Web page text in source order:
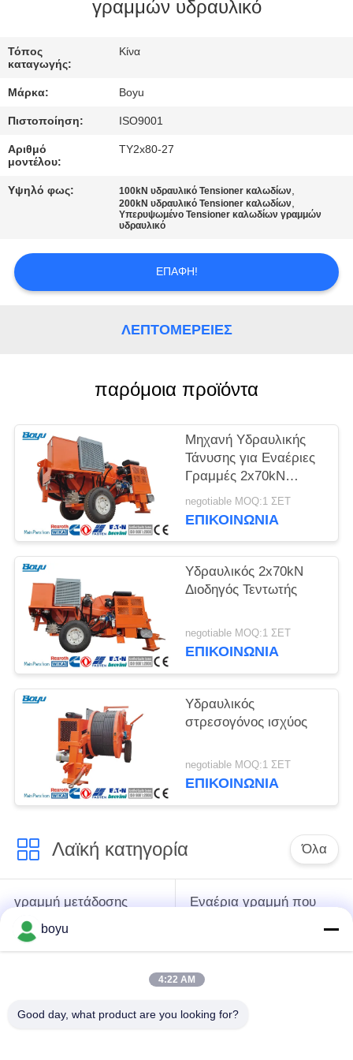
ΈΛΕΓΧΟΣ
ΜΑΣ
ΕΛΆΤΕ
ΕΠΑΦΉ
ΜΕ
ΖΗΤΉΣΤΕ
ΈΝΑ
POLICY
γραμμών υδραυλικό
Τόπος
καταγωγής:
Κίνα
Μάρκα: Boyu
Πιστοποίηση: ISO9001
Αριθμό
μοντέλου:
TY2x80-27
Υψηλό φως: 100kN υδραυλικό Tensioner καλωδίων,
200kN υδραυλικό Tensioner καλωδίων,
Υπερυψωμένο Tensioner καλωδίων γραμμών
υδραυλικό
ΕΠΑΦΉ!
ΛΕΠΤΟΜΈΡΕΙΕΣ
παρόμοια προϊόντα
Μηχανή Υδραυλικής
Τάνυσης για Εναέριες
Γραμμές 2x70kN
Μέγιστης
Διακοπτόμενης Τάσης
negotiable MOQ:1 ΣΕΤ
ΕΠΙΚΟΙΝΩΝΊΑ
Υδραυλικός 2x70kN
Διοδηγός Τεντωτής
negotiable MOQ:1 ΣΕΤ
ΕΠΙΚΟΙΝΩΝΊΑ
Υδραυλικός
στρεσογόνος ισχύος
negotiable MOQ:1 ΣΕΤ
ΕΠΙΚΟΙΝΩΝΊΑ
Λαϊκή κατηγορία Όλα
γραμμή μετάδοσης
που δένει με σπάγγο
τον εξοπλισμό
Εναέρια γραμμή που
εξοπλισμό
συστροφής
boyu
4:22 AM
Good day, what product are you looking for?